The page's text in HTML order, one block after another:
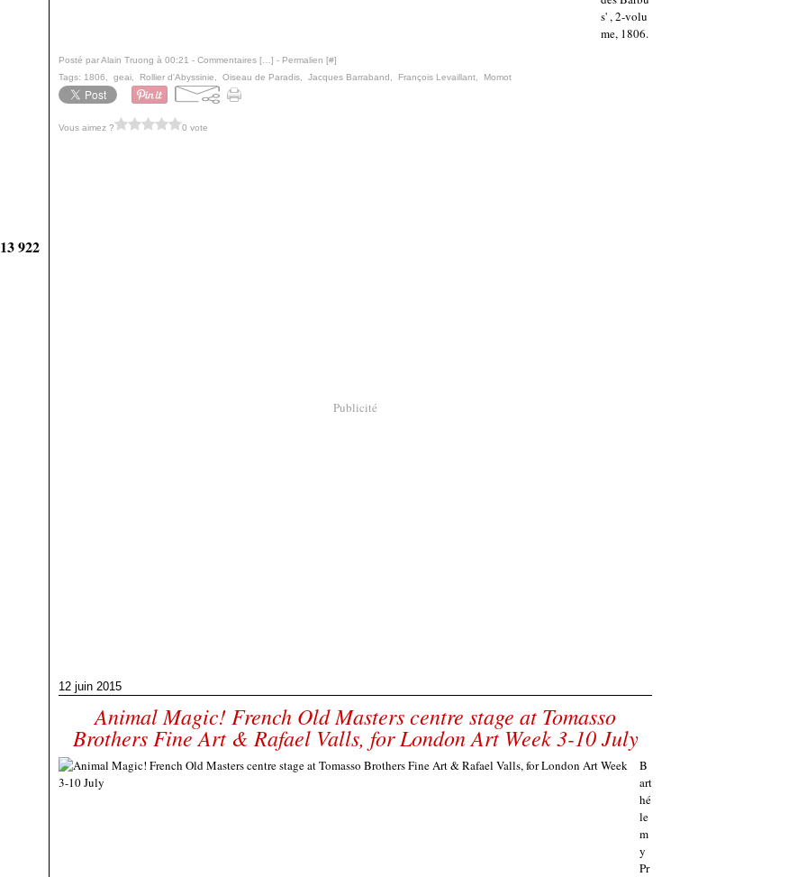
922
s' , 2-volu
me, 1806.
Posté par Alain Truong à 00:21 - Commentaires [ ] - Permalien [#]
Tags: 1806 geai Rollier d'Abyssinie Oiseau de Paradis Jacques Barraband François Levaillant Momot
Vous aimez ? 0 vote
Publicité
12 juin 2015
Animal Magic! French Old Masters centre stage at Tomasso
Brothers Fine Art & Rafael Valls, for London Art Week 3-10 July‏
B
art
hé
le
m
y
Pr